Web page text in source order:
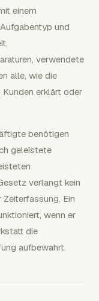
einem
und
verwendete
alle, wie die
erklärt oder
benötigen
geleistete
verlangt kein
Ein
wenn er
die
aufbewahrt.